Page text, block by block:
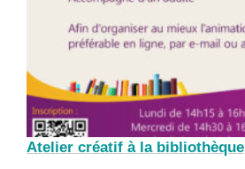
Atelier créatif à la bibliothèque